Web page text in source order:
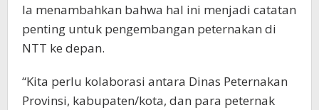
Ia menambahkan bahwa hal ini menjadi catatan
penting untuk pengembangan peternakan di
NTT ke depan.
“Kita perlu kolaborasi antara Dinas Peternakan
Provinsi, kabupaten/kota, dan para peternak